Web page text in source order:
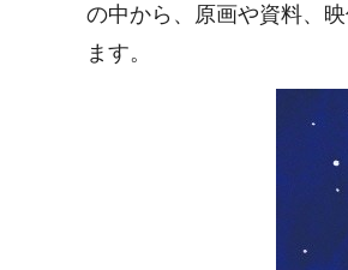
の中から、原画や資料、
ます。